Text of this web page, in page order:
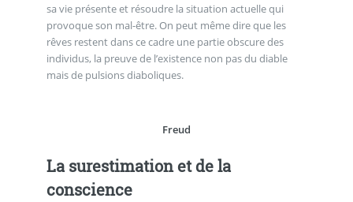
sa vie présente et résoudre la situation actuelle qui
provoque son mal-être. On peut même dire que les
rêves restent dans ce cadre une partie obscure des
individus, la preuve de l’existence non pas du diable
mais de pulsions diaboliques.
Freud
La surestimation et de la
conscience